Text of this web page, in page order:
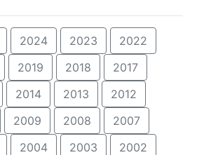
2024 2023
2022
2019 2018
2017
2014 2013
2012
2009 2008
2007
2004 2003
2002